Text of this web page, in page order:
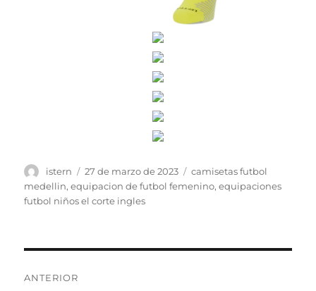
Autor
istern
Publicado
el
27 de marzo de 2023 Etiquetas
camisetas futbol
medellin,equipacion de futbol femenino,equipaciones
futbol niños el corte ingles
ANTERIOR